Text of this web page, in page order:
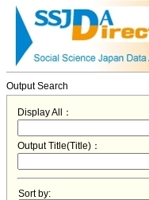
Output Search
Display All：
Output Title(Title)：
Sort by: